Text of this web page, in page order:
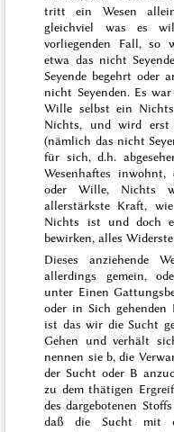
tritt ein Wesen
gleichviel was es
vorliegenden Fall, so
etwa das nicht
Seyende begehrt oder
nicht Seyenden. Es
Wille selbst ein
Nichts, und wird erst
(nämlich das nicht
für sich, d.h.
Wesenhaftes
oder Wille, Nichts
allerstärkste Kraft,
Nichts ist und doch
bewirken, alles
Dieses anziehende
allerdings gemein,
unter Einen
oder in Sich gehenden
ist das wir die Sucht
Gehen und verhält
nennen sie b, die
der Sucht oder B
zu dem thätigen
des dargebotenen
daß die Sucht mit